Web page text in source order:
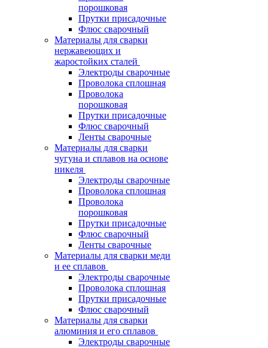
порошковая
Прутки присадочные
Флюс сварочный
Материалы для сварки
нержавеющих и
жаростойких сталей
Электроды сварочные
Проволока сплошная
Проволока
порошковая
Прутки присадочные
Флюс сварочный
Ленты сварочные
Материалы для сварки
чугуна и сплавов на основе
никеля
Электроды сварочные
Проволока сплошная
Проволока
порошковая
Прутки присадочные
Флюс сварочный
Ленты сварочные
Материалы для сварки меди
и ее сплавов
Электроды сварочные
Проволока сплошная
Прутки присадочные
Флюс сварочный
Материалы для сварки
алюминия и его сплавов
Электроды сварочные